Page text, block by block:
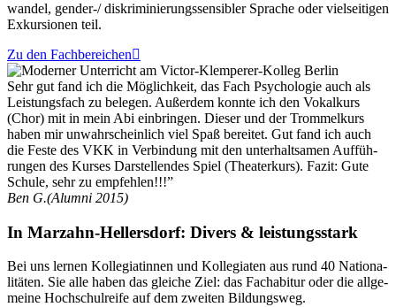
wan­del, gender-/ dis­kri­mi­nie­rungs­sen­si­bler Spra­che oder viel­sei­ti­gen
Exkur­sio­nen teil.
Zu den Fachbereichen
Sehr gut fand ich die Mög­lich­keit, das Fach Psy­cho­lo­gie auch als
Leis­tungs­fach zu bele­gen. Außer­dem konn­te ich den Vokal­kurs
(Chor) mit in mein Abi ein­brin­gen. Die­ser und der Trom­mel­kurs
haben mir unwahr­schein­lich viel Spaß berei­tet. Gut fand ich auch
die Fes­te des VKK in Ver­bin­dung mit den unter­halt­sa­men Auf­füh­
run­gen des Kur­ses Dar­stel­len­des Spiel (Thea­ter­kurs). Fazit: Gute
Schu­le, sehr zu empfehlen!!!”
Ben G.(Alum­ni 2015)
In Marzahn-Hellersdorf: Divers & leistungsstark
Bei uns ler­nen Kol­le­gia­tin­nen und Kol­le­gia­ten aus rund 40 Natio­na­
li­tä­ten. Sie alle haben das glei­che Ziel: das Fach­ab­itur oder die all­ge­
mei­ne Hoch­schul­rei­fe auf dem zwei­ten Bildungsweg.